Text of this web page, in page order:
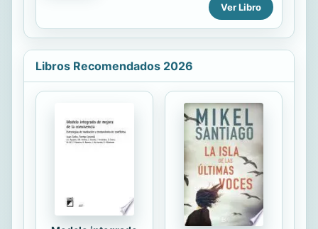
en investigadora privada, es
contratada para indagar el incidente
por peticion de la hermana del
hace alusion a una respuesta
diferente y mucho mas sombria. Al
parecer, las privilegiadas estudiantes
del secundaria en la Costa Norte de
Chicago han aprendido cuanto vale
su inocencia ante los hombres de
negocios en busca de excitacion
sexual. Sin embargo, mientras estas
chicas pueden permitirse...
Ver Libro
Libros Recomendados 2026